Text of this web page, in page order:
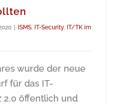
ISMS, IT-Security, IT/TK im
wurde der neue
für das IT-
2.0 öffentlich und